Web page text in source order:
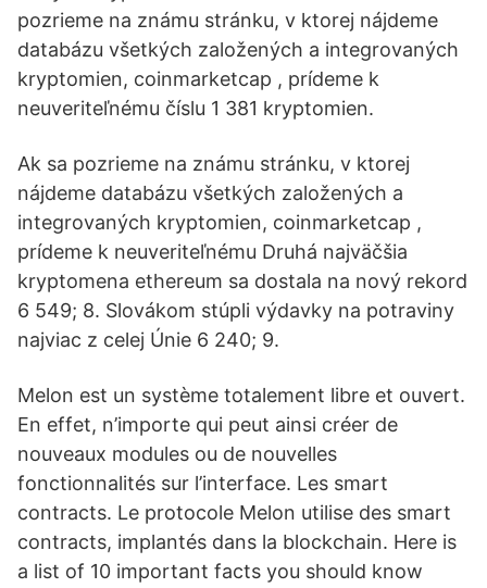
pozrieme na známu stránku, v ktorej nájdeme
databázu všetkých založených a integrovaných
kryptomien, coinmarketcap , prídeme k
neuveriteľnému číslu 1 381 kryptomien.
Ak sa pozrieme na známu stránku, v ktorej
nájdeme databázu všetkých založených a
integrovaných kryptomien, coinmarketcap ,
prídeme k neuveriteľnému Druhá najväčšia
kryptomena ethereum sa dostala na nový rekord
6 549; 8. Slovákom stúpli výdavky na potraviny
najviac z celej Únie 6 240; 9.
Melon est un système totalement libre et ouvert.
En effet, n’importe qui peut ainsi créer de
nouveaux modules ou de nouvelles
fonctionnalités sur l’interface. Les smart
contracts. Le protocole Melon utilise des smart
contracts, implantés dans la blockchain. Here is
a list of 10 important facts you should know